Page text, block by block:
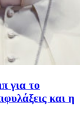
για το
και η